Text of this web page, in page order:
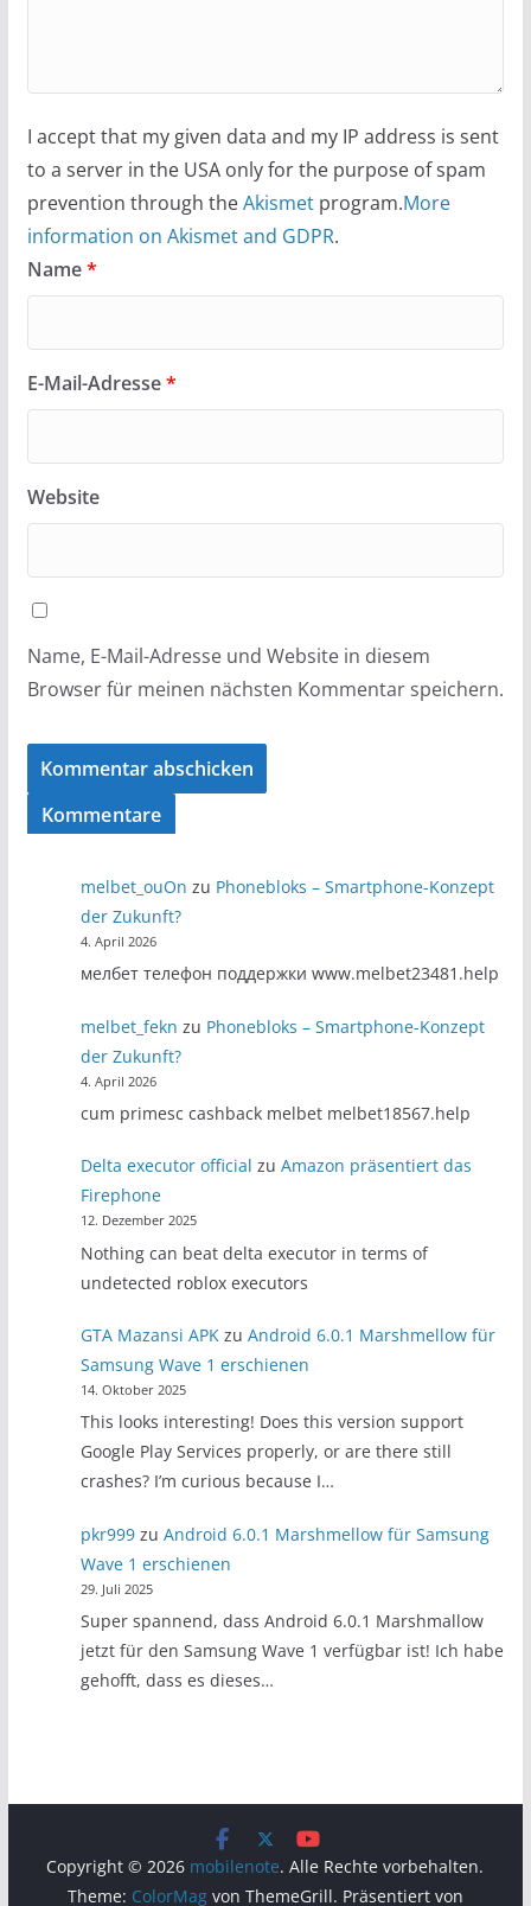
I accept that my given data and my IP address is sent
to a server in the USA only for the purpose of spam
prevention through theAkismetprogram.More
information on Akismet and GDPR.
Name*
E-Mail-Adresse*
Website
Name, E-Mail-Adresse und Website in diesem
Browser für meinen nächsten Kommentar speichern.
Kommentare
melbet_ouOn zu Phonebloks – Smartphone-Konzept
der Zukunft?
4. April 2026
мелбет телефон поддержки www.melbet23481.help
melbet_fekn zu Phonebloks – Smartphone-Konzept
der Zukunft?
4. April 2026
cum primesc cashback melbet melbet18567.help
Delta executor official zuAmazon präsentiert das
Firephone
12. Dezember 2025
Nothing can beat delta executor in terms of
undetected roblox executors
GTA Mazansi APK zuAndroid 6.0.1 Marshmellow für
Samsung Wave 1 erschienen
14. Oktober 2025
This looks interesting! Does this version support
Google Play Services properly, or are there still
crashes? I’m curious because I…
pkr999 zuAndroid 6.0.1 Marshmellow für Samsung
Wave 1 erschienen
29. Juli 2025
Super spannend, dass Android 6.0.1 Marshmallow
jetzt für den Samsung Wave 1 verfügbar ist! Ich habe
gehofft, dass es dieses…
Copyright © 2026 mobilenote. Alle Rechte vorbehalten.
Theme: ColorMagvon ThemeGrill. Präsentiert von